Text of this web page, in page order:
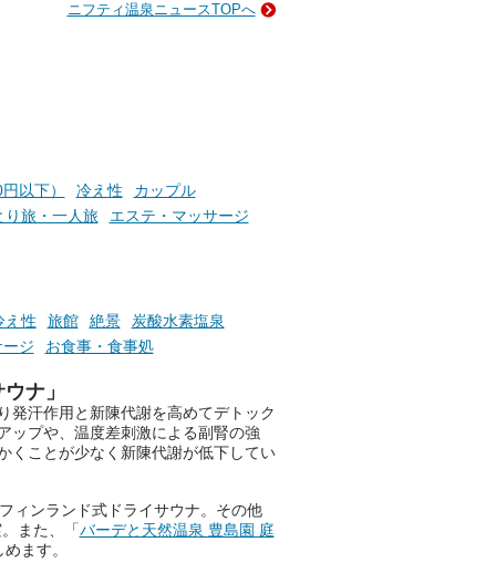
そんな「一人でぼんやり過ごす
お風呂でリラックスしているか
らこそ向き合える、大切な自分
の本音。
たら素敵ですよね。
ニフティ温泉の「占いベンチ」
は、そんなあなたの心のつぶや
きをプロの占い師に相談するこ
とができるサービスです。
おふろパス会員様なら、この特
ニフティ温泉ニュースTOPへ
以下） 冷え性
カップル
り旅・一人旅
エステ・マッサージ
え性 旅館 絶景
炭酸水素塩泉
ジ
お食事・食事処
ナ」
発汗作用と新陳代謝を高めてデトック
ップや、温度差刺激による副腎の強
くことが少なく新陳代謝が低下してい
ィンランド式ドライサウナ。その他
また、「バーデと天然温泉 豊島園 庭
ます。